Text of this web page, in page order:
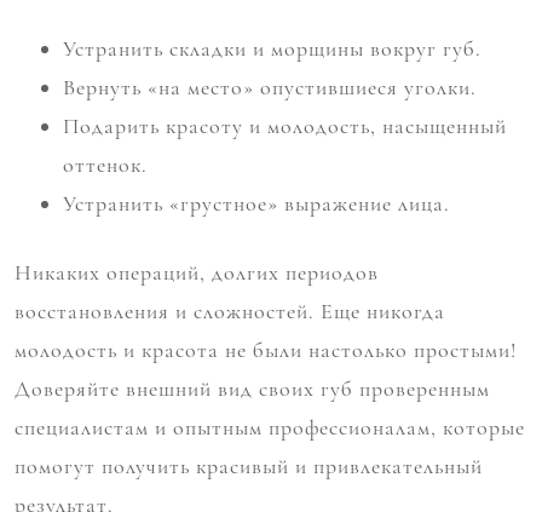
Устранить складки и морщины вокруг губ.
Вернуть «на место» опустившиеся уголки.
Подарить красоту и молодость, насыщенный
оттенок.
Устранить «грустное» выражение лица.
Никаких операций, долгих периодов
восстановления и сложностей. Еще никогда
молодость и красота не были настолько простыми!
Доверяйте внешний вид своих губ проверенным
специалистам и опытным профессионалам, которые
помогут получить красивый и привлекательный
результат.